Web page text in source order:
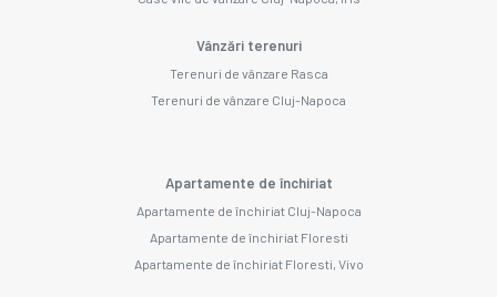
Vânzări terenuri
Terenuri de vânzare Rasca
Terenuri de vânzare Cluj-Napoca
Apartamente de închiriat
Apartamente de închiriat Cluj-Napoca
Apartamente de închiriat Floresti
Apartamente de închiriat Floresti, Vivo